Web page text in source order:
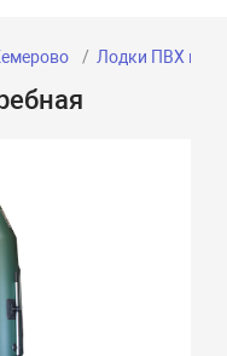
Лодки ПВХ